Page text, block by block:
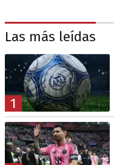
Las más leídas
1